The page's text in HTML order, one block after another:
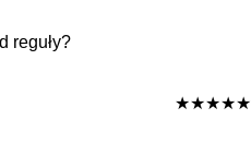
reguły?
★★★★★